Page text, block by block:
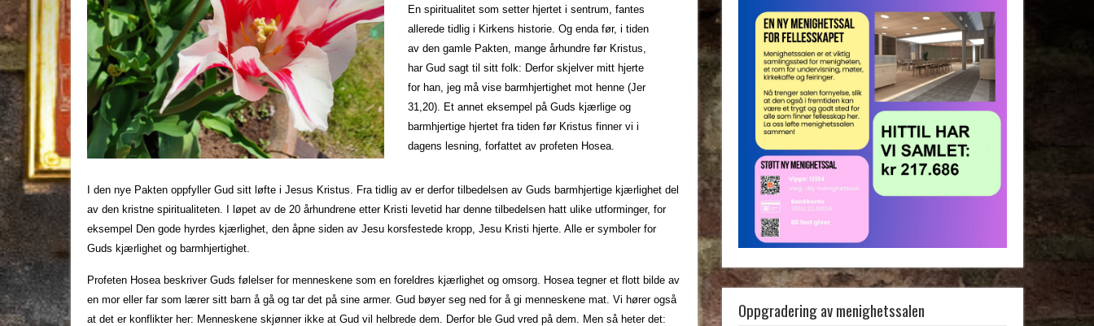
En spiritualitet som setter hjertet i sentrum, fantes
allerede tidlig i Kirkens historie. Og enda før, i tiden
av den gamle Pakten, mange århundre før Kristus,
har Gud sagt til sitt folk: Derfor skjelver mitt hjerte
for han, jeg må vise barmhjertighet mot henne (Jer
31,20). Et annet eksempel på Guds kjærlige og
barmhjertige hjertet fra tiden før Kristus finner vi i
dagens lesning, forfattet av profeten Hosea.
I den nye Pakten oppfyller Gud sitt løfte i Jesus Kristus. Fra tidlig av er derfor tilbedelsen av Guds barmhjertige kjærlighet del
av den kristne spiritualiteten. I løpet av de 20 århundrene etter Kristi levetid har denne tilbedelsen hatt ulike utforminger, for
eksempel Den gode hyrdes kjærlighet, den åpne siden av Jesu korsfestede kropp, Jesu Kristi hjerte. Alle er symboler for
Guds kjærlighet og barmhjertighet.
Profeten Hosea beskriver Guds følelser for menneskene som en foreldres kjærlighet og omsorg. Hosea tegner et flott bilde av
en mor eller far som lærer sitt barn å gå og tar det på sine armer. Gud bøyer seg ned for å gi menneskene mat. Vi hører også
at det er konflikter her: Menneskene skjønner ikke at Gud vil helbrede dem. Derfor ble Gud vred på dem. Men så heter det:
Oppgradering av menighetssalen